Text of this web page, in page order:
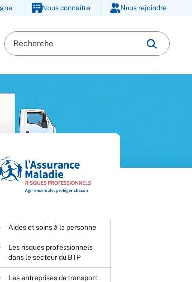
Nous connaître Nous rejoindre
Aides et soins à la personne
Les risques professionnels
dans le secteur du BTP
Les entreprises de transport